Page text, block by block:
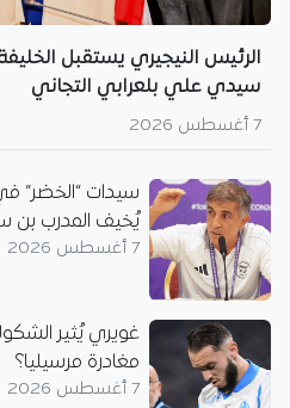
الرئيس النيجيري يستقبل
سيدي علي بلعرابي التجاني
7 أغسطس 2026
سيدات “الخضر” في
يُخيف المدرب بن
7 أغسطس 2026
غويري يُثير
مغادرة مرسيليا؟
7 أغسطس 2026